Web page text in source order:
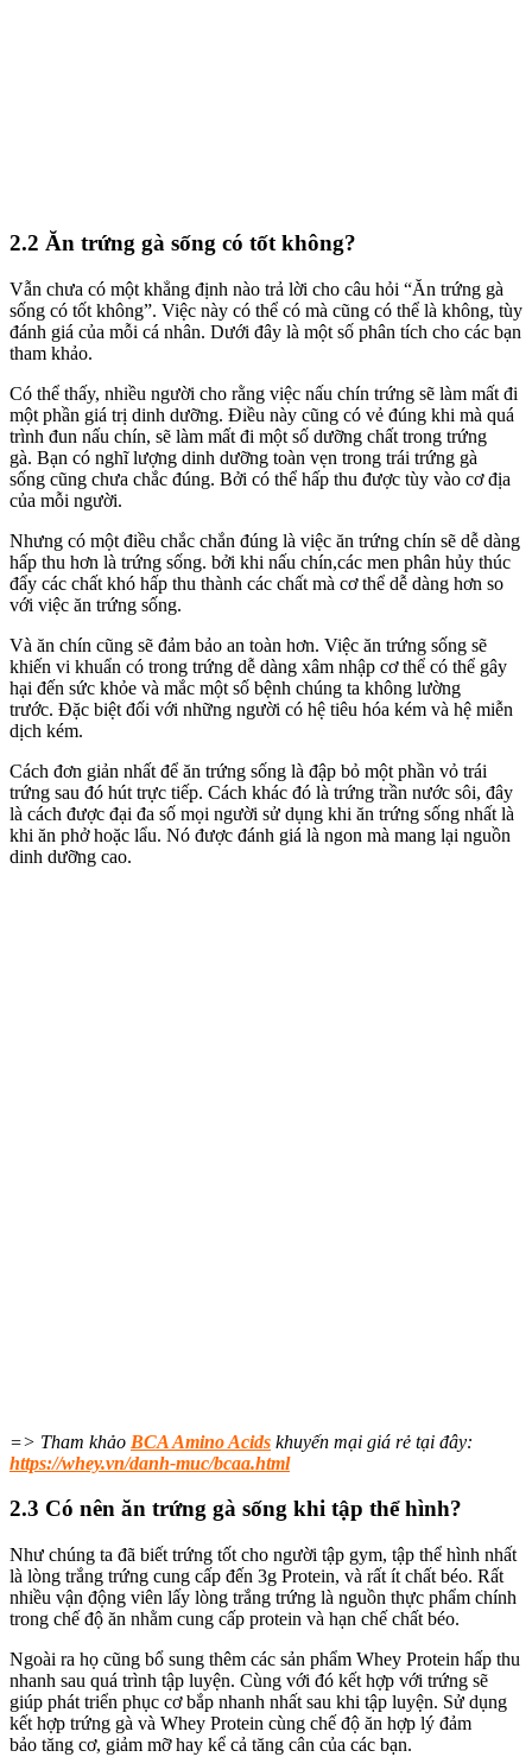
2.2 Ăn trứng gà sống có tốt không?
Vẫn chưa có một khẳng định nào trả lời cho câu hỏi “Ăn trứng gà
sống có tốt không”. Việc này có thể có mà cũng có thể là không, tùy
đánh giá của mỗi cá nhân. Dưới đây là một số phân tích cho các bạn
tham khảo.
Có thể thấy, nhiều người cho rằng việc nấu chín trứng sẽ làm mất đi
một phần giá trị dinh dưỡng. Điều này cũng có vẻ đúng khi mà quá
trình đun nấu chín, sẽ làm mất đi một số dưỡng chất trong trứng
gà. Bạn có nghĩ lượng dinh dưỡng toàn vẹn trong trái trứng gà
sống cũng chưa chắc đúng. Bởi có thể hấp thu được tùy vào cơ địa
của mỗi người.
Nhưng có một điều chắc chắn đúng là việc ăn trứng chín sẽ dễ dàng
hấp thu hơn là trứng sống. bởi khi nấu chín,các men phân hủy thúc
đẩy các chất khó hấp thu thành các chất mà cơ thể dễ dàng hơn so
với việc ăn trứng sống.
Và ăn chín cũng sẽ đảm bảo an toàn hơn. Việc ăn trứng sống sẽ
khiến vi khuẩn có trong trứng dễ dàng xâm nhập cơ thể có thể gây
hại đến sức khỏe và mắc một số bệnh chúng ta không lường
trước. Đặc biệt đối với những người có hệ tiêu hóa kém và hệ miễn
dịch kém.
Cách đơn giản nhất để ăn trứng sống là đập bỏ một phần vỏ trái
trứng sau đó hút trực tiếp. Cách khác đó là trứng trần nước sôi, đây
là cách được đại đa số mọi người sử dụng khi ăn trứng sống nhất là
khi ăn phở hoặc lẩu. Nó được đánh giá là ngon mà mang lại nguồn
dinh dưỡng cao.
=> Tham khảo BCA Amino Acids khuyến mại giá rẻ tại đây:
https://whey.vn/danh-muc/bcaa.html
2.3 Có nên ăn trứng gà sống khi tập thể hình?
Như chúng ta đã biết trứng tốt cho người tập gym, tập thể hình nhất
là lòng trắng trứng cung cấp đến 3g Protein, và rất ít chất béo. Rất
nhiều vận động viên lấy lòng trắng trứng là nguồn thực phẩm chính
trong chế độ ăn nhằm cung cấp protein và hạn chế chất béo.
Ngoài ra họ cũng bổ sung thêm các sản phẩm Whey Protein hấp thu
nhanh sau quá trình tập luyện. Cùng với đó kết hợp với trứng sẽ
giúp phát triển phục cơ bắp nhanh nhất sau khi tập luyện. Sử dụng
kết hợp trứng gà và Whey Protein cùng chế độ ăn hợp lý đảm
bảo tăng cơ, giảm mỡ hay kể cả tăng cân của các bạn.